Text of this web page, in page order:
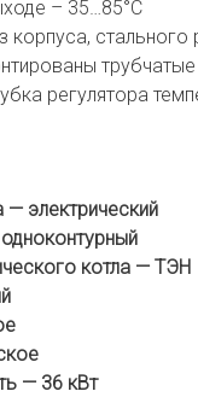
– 35…85°С
корпуса,
регулятора
— электрический
одноконтурный
котла — ТЭН
— 36 кВт